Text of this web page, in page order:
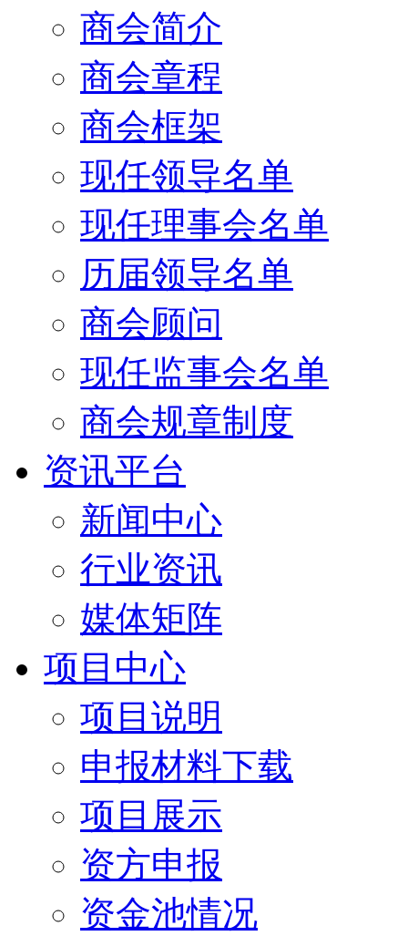
商会简介
商会章程
商会框架
现任领导名单
现任理事会名单
历届领导名单
商会顾问
现任监事会名单
商会规章制度
资讯平台
新闻中心
行业资讯
媒体矩阵
项目中心
项目说明
申报材料下载
项目展示
资方申报
资金池情况